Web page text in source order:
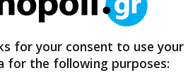
for your consent to use your
for the following purposes: